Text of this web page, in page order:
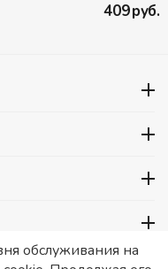
обслуживания на